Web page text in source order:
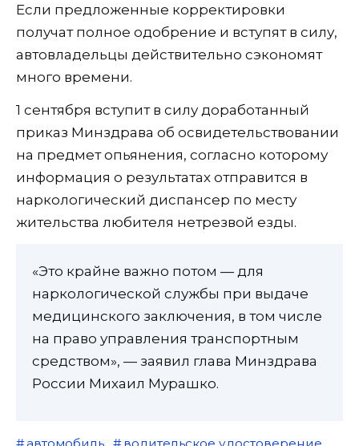
Если предложенные корректировки
получат полное одобрение и вступят в силу,
автовладельцы действительно сэкономят
много времени.
1 сентября вступит в силу доработанный
приказ Минздрава об освидетельствовании
на предмет опьянения, согласно которому
информация о результатах отправится в
наркологический диспансер по месту
жительства любителя нетрезвой езды.
«Это крайне важно потом — для
наркологической службы при выдаче
медицинского заключения, в том числе
на право управления транспортным
средством», — заявил глава Минздрава
России Михаил Мурашко.